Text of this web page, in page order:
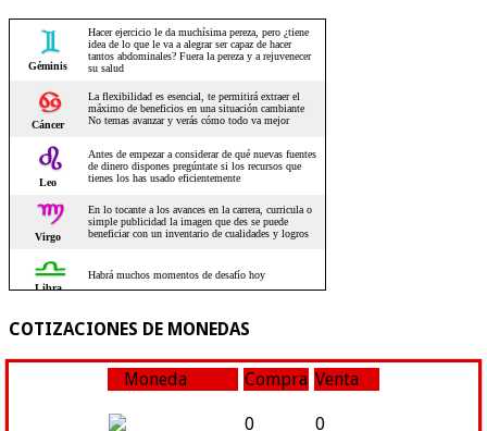
COTIZACIONES DE MONEDAS
Moneda Compra Venta
0 0